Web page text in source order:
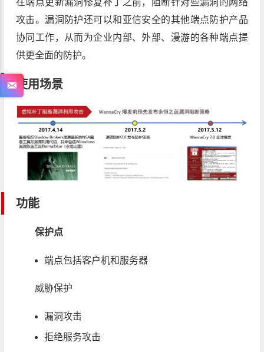
在端点更新漏洞修复补丁之前，阻断针对些漏洞的网络
攻击。漏洞防护还可以和亚信安全的其他端点防护产品
协同工作，从而为企业内部、外部、漫游的各种端点提
供更全面的防护。
使用场景
功能
保护点
端点包括客户机和服务器
威胁保护
漏洞攻击
拒绝服务攻击